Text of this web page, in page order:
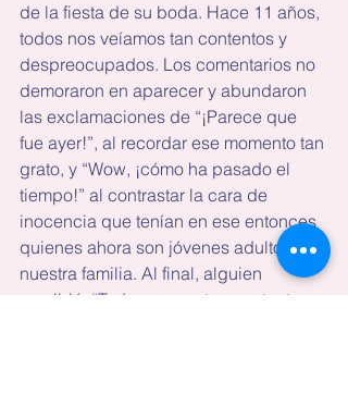
de la fiesta de su boda. Hace 11 años,
todos nos veíamos tan contentos y
despreocupados. Los comentarios no
demoraron en aparecer y abundaron
las exclamaciones de “¡Parece que
fue ayer!”, al recordar ese momento tan
grato, y “Wow, ¡cómo ha pasado el
tiempo!” al contrastar la cara de
inocencia que tenían en ese entonces
quienes ahora son jóvenes adultos en
nuestra familia. Al final, alguien
escribió: “Todos se ven tan contentos y